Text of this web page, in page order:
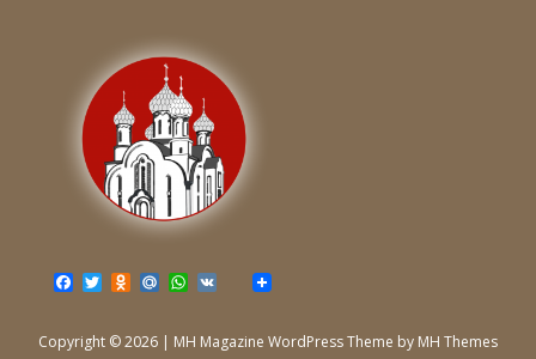
e
T
t
O
o
M W
t
Copyright © 2026 | MH Magazine WordPress Theme by MH Themes